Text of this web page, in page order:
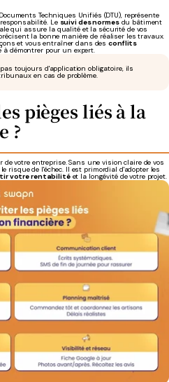
Techniques Unifiés (DTU), représente
Le suivi des normesdu bâtiment
qui assure la qualité et la sécurité de vos
la bonne manière de réaliser les travaux.
et vous entraîner dans desconflits
démontrer pour un expert.
toujours d'application obligatoire, ils
en cas de problème.
pièges liés à la
?
de votre entreprise. Sans une vision claire de vos
risque de l'échec. Il est primordial d'adopter les
votre rentabilitéet la longévité de votre projet.